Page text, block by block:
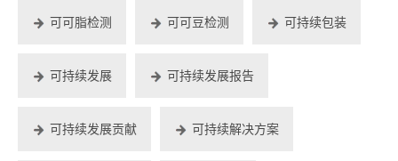
可可脂检测 可可豆检测 可持续包装
可持续发展 可持续发展报告
可持续发展贡献 可持续解决方案